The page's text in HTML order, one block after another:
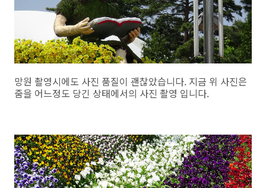
망원 촬영시에도 사진 품질이 괜찮았습니다. 지금 위 사진은
줌을 어느정도 당긴 상태에서의 사진 촬영 입니다.